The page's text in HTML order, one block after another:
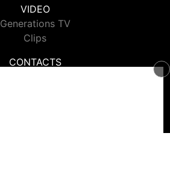
VIDEO
Generations TV
Clips
CONTACTS